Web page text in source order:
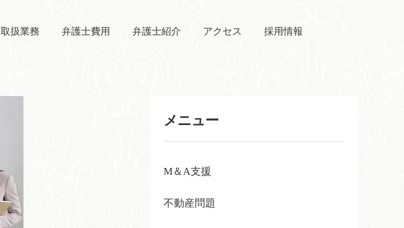
取扱業務 弁護士費用 弁護士紹介 アクセス 採用情報
メニュー
M＆A支援
不動産問題